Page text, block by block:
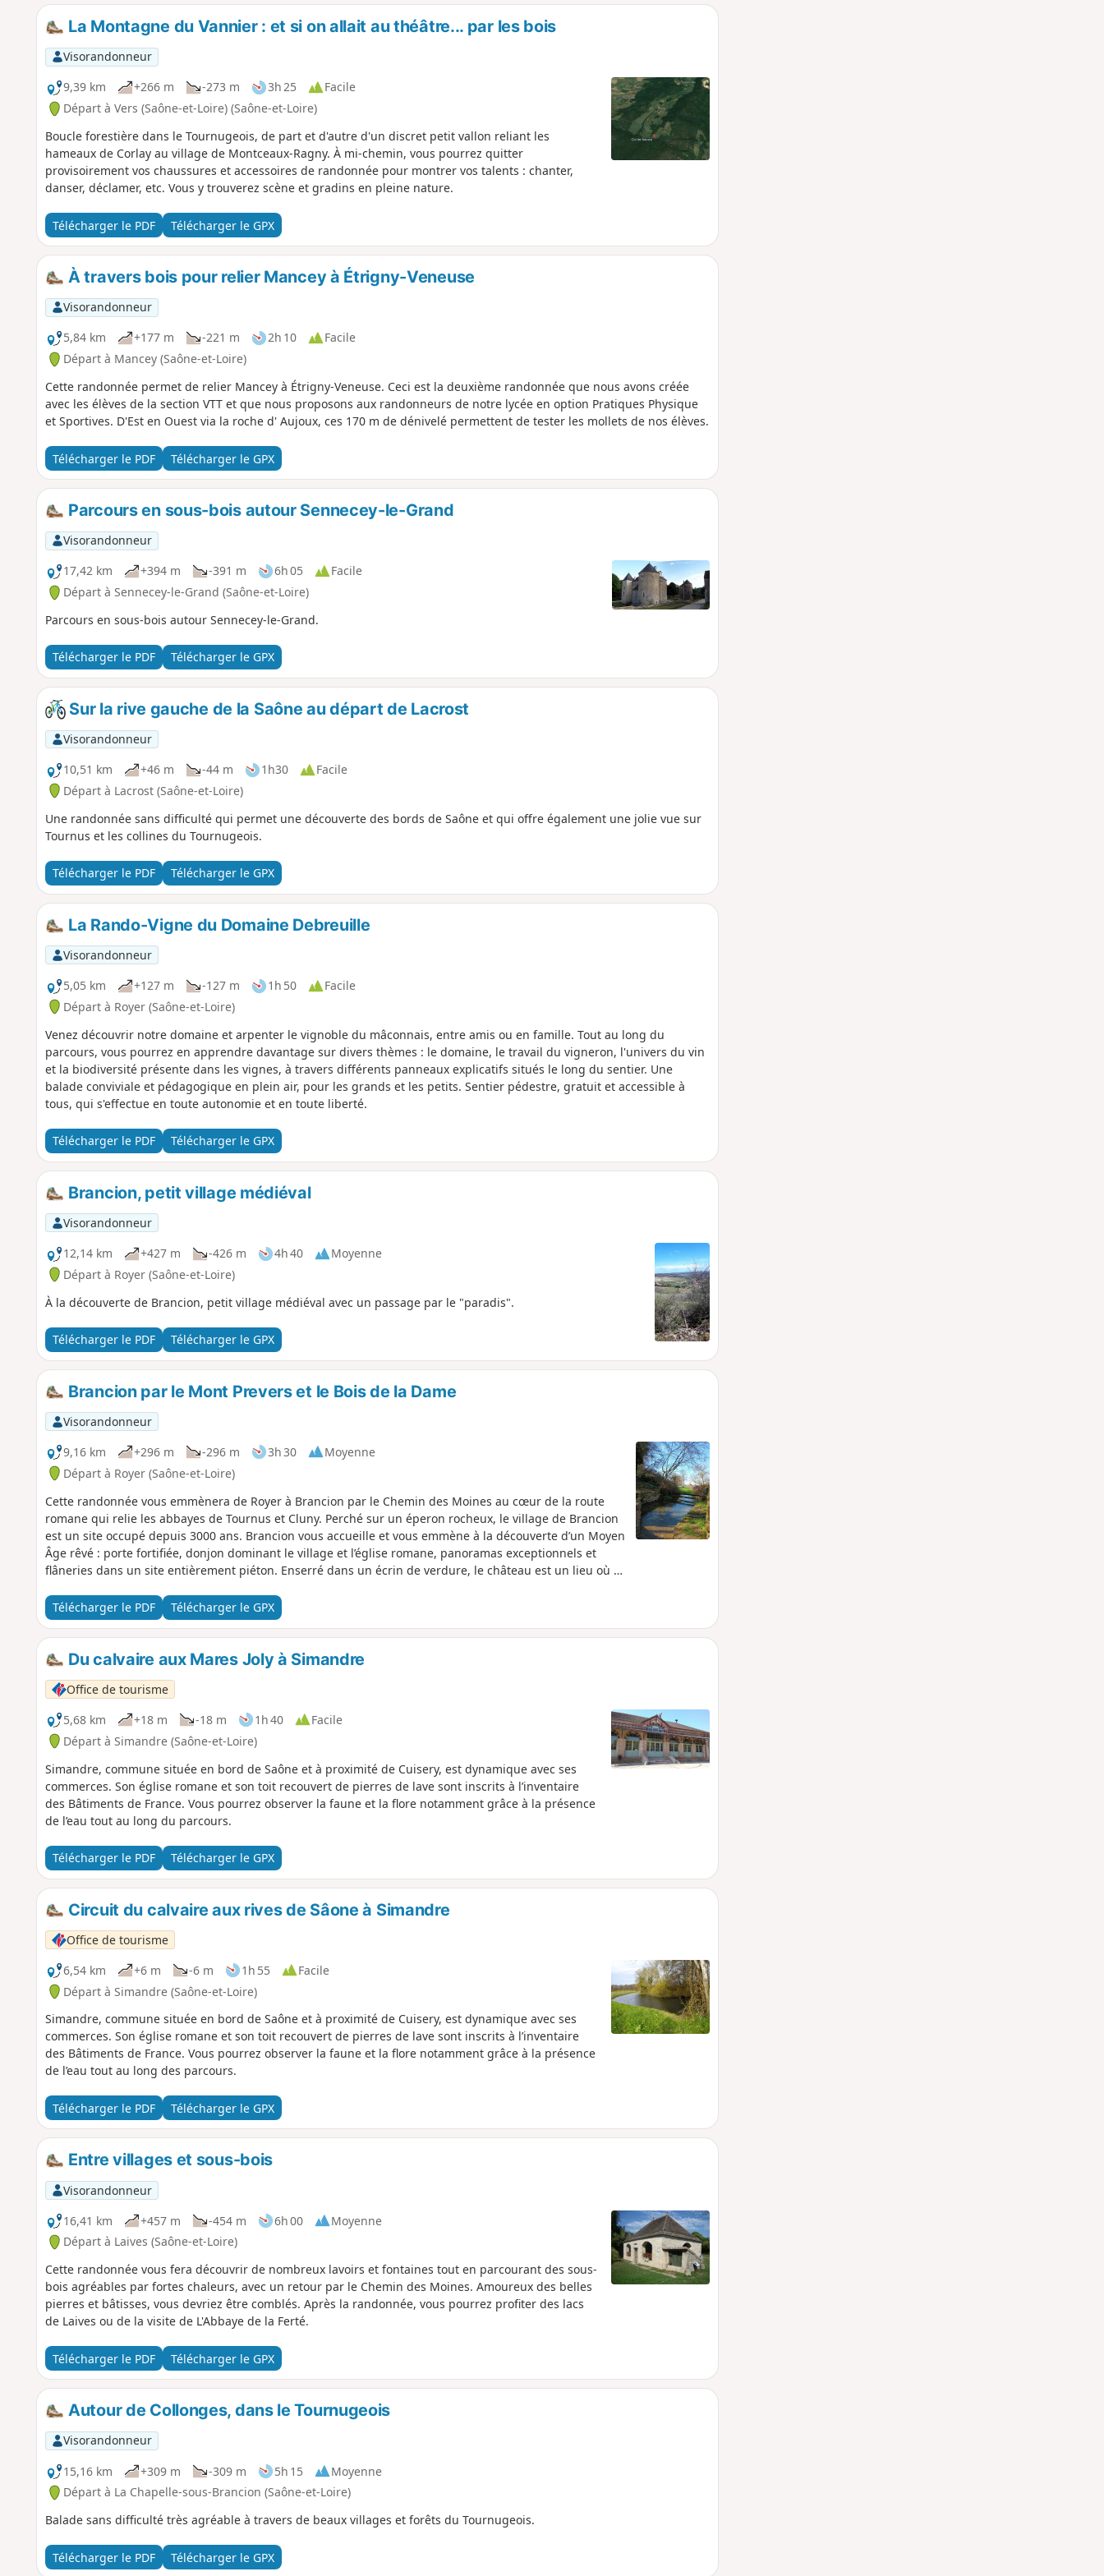
La Montagne du Vannier : et si on allait au théâtre... par les bois
Visorandonneur
9,39 km
+266 m -273 m 3h 25
Facile
Départ à Vers (Saône-et-Loire) (Saône-et-Loire)
Boucle forestière dans le Tournugeois, de part et d'autre d'un discret petit vallon reliant les
hameaux de Corlay au village de Montceaux-Ragny. À mi-chemin, vous pourrez quitter
provisoirement vos chaussures et accessoires de randonnée pour montrer vos talents : chanter,
danser, déclamer, etc. Vous y trouverez scène et gradins en pleine nature.
Télécharger le PDF Télécharger le GPX
À travers bois pour relier Mancey à Étrigny-Veneuse
Visorandonneur
5,84 km
+177 m -221 m 2h 10
Facile
Départ à Mancey (Saône-et-Loire)
Cette randonnée permet de relier Mancey à Étrigny-Veneuse. Ceci est la deuxième randonnée que nous avons créée
avec les élèves de la section VTT et que nous proposons aux randonneurs de notre lycée en option Pratiques Physique
et Sportives. D'Est en Ouest via la roche d' Aujoux, ces 170 m de dénivelé permettent de tester les mollets de nos élèves.
Télécharger le PDF Télécharger le GPX
Parcours en sous-bois autour Sennecey-le-Grand
Visorandonneur
17,42 km
+394 m -391 m 6h 05
Facile
Départ à Sennecey-le-Grand (Saône-et-Loire)
Parcours en sous-bois autour Sennecey-le-Grand.
Télécharger le PDF Télécharger le GPX
Sur la rive gauche de la Saône au départ de Lacrost
Visorandonneur
10,51 km
+46 m -44 m 1h30
Facile
Départ à Lacrost (Saône-et-Loire)
Une randonnée sans difficulté qui permet une découverte des bords de Saône et qui offre également une jolie vue sur
Tournus et les collines du Tournugeois.
Télécharger le PDF Télécharger le GPX
La Rando-Vigne du Domaine Debreuille
Visorandonneur
5,05 km
+127 m -127 m 1h 50
Facile
Départ à Royer (Saône-et-Loire)
Venez découvrir notre domaine et arpenter le vignoble du mâconnais, entre amis ou en famille. Tout au long du
parcours, vous pourrez en apprendre davantage sur divers thèmes : le domaine, le travail du vigneron, l'univers du vin
et la biodiversité présente dans les vignes, à travers différents panneaux explicatifs situés le long du sentier. Une
balade conviviale et pédagogique en plein air, pour les grands et les petits. Sentier pédestre, gratuit et accessible à
tous, qui s'effectue en toute autonomie et en toute liberté.
Télécharger le PDF Télécharger le GPX
Brancion, petit village médiéval
Visorandonneur
12,14 km
+427 m -426 m 4h 40
Moyenne
Départ à Royer (Saône-et-Loire)
À la découverte de Brancion, petit village médiéval avec un passage par le "paradis".
Télécharger le PDF Télécharger le GPX
Brancion par le Mont Prevers et le Bois de la Dame
Visorandonneur
9,16 km
+296 m -296 m 3h 30
Moyenne
Départ à Royer (Saône-et-Loire)
Cette randonnée vous emmènera de Royer à Brancion par le Chemin des Moines au cœur de la route
romane qui relie les abbayes de Tournus et Cluny. Perché sur un éperon rocheux, le village de Brancion
est un site occupé depuis 3000 ans. Brancion vous accueille et vous emmène à la découverte d’un Moyen
Âge rêvé : porte fortifiée, donjon dominant le village et l’église romane, panoramas exceptionnels et
flâneries dans un site entièrement piéton. Enserré dans un écrin de verdure, le château est un lieu où le
Télécharger le PDF
Télécharger le GPX
Du calvaire aux Mares Joly à Simandre
Office de tourisme
5,68 km
+18 m -18 m 1h 40
Facile
Départ à Simandre (Saône-et-Loire)
Simandre, commune située en bord de Saône et à proximité de Cuisery, est dynamique avec ses
commerces. Son église romane et son toit recouvert de pierres de lave sont inscrits à l’inventaire
des Bâtiments de France. Vous pourrez observer la faune et la flore notamment grâce à la présence
de l’eau tout au long du parcours.
Télécharger le PDF Télécharger le GPX
Circuit du calvaire aux rives de Sâone à Simandre
Office de tourisme
6,54 km
+6 m -6 m 1h 55
Facile
Départ à Simandre (Saône-et-Loire)
Simandre, commune située en bord de Saône et à proximité de Cuisery, est dynamique avec ses
commerces. Son église romane et son toit recouvert de pierres de lave sont inscrits à l’inventaire
des Bâtiments de France. Vous pourrez observer la faune et la flore notamment grâce à la présence
de l’eau tout au long des parcours.
Télécharger le PDF Télécharger le GPX
Entre villages et sous-bois
Visorandonneur
16,41 km
+457 m -454 m 6h 00
Moyenne
Départ à Laives (Saône-et-Loire)
Cette randonnée vous fera découvrir de nombreux lavoirs et fontaines tout en parcourant des sous-
bois agréables par fortes chaleurs, avec un retour par le Chemin des Moines. Amoureux des belles
pierres et bâtisses, vous devriez être comblés. Après la randonnée, vous pourrez profiter des lacs
de Laives ou de la visite de L'Abbaye de la Ferté.
Télécharger le PDF Télécharger le GPX
Autour de Collonges, dans le Tournugeois
Visorandonneur
15,16 km
+309 m -309 m 5h 15
Moyenne
Départ à La Chapelle-sous-Brancion (Saône-et-Loire)
Balade sans difficulté très agréable à travers de beaux villages et forêts du Tournugeois.
Télécharger le PDF Télécharger le GPX